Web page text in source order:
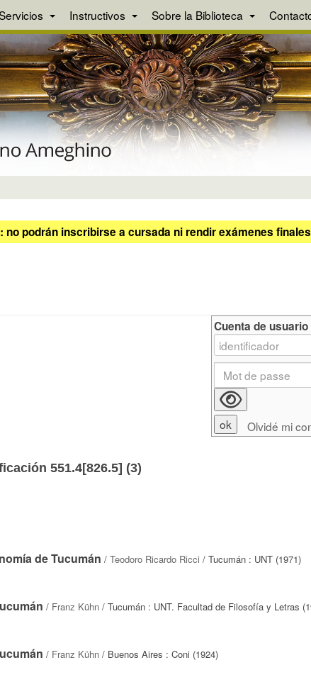
Instructivos Sobre la Biblioteca
podrán inscribirse a cursada ni rendir exámenes finales
551.4[826.5] (3)
de Tucumán / Teodoro Ricardo Ricci / Tucumán : UNT (1971)
/ Franz Kühn / Tucumán : UNT. Facultad de Filosofía y Letras
/ Franz Kühn / Buenos Aires : Coni (1924)
Cuenta de usuario
Olvidé mi